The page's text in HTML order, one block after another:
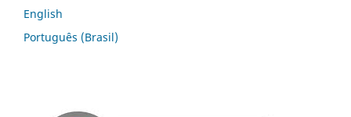
English
Português (Brasil)